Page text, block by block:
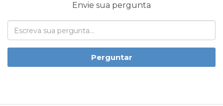
Envie sua pergunta
Perguntar